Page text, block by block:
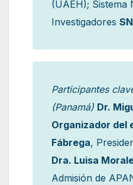
(UAEH); Sistema
Investigadores
Participantes
(Panamá) Dr.
Organizador del
Fábrega,
Dra. Luisa
Admisión de